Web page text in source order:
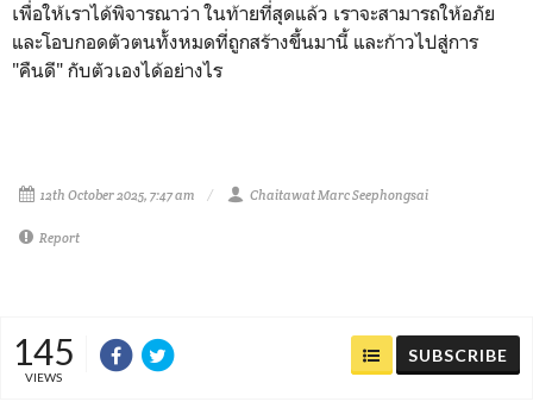
เพื่อให้เราได้พิจารณาว่า ในท้ายที่สุดแล้ว เราจะสามารถให้อภัย
และโอบกอดตัวตนทั้งหมดที่ถูกสร้างขึ้นมานี้ และก้าวไปสู่การ
"คืนดี" กับตัวเองได้อย่างไร
12th October 2025, 7:47 am Chaitawat Marc Seephongsai
Report
145
VIEWS
SUBSCRIBE